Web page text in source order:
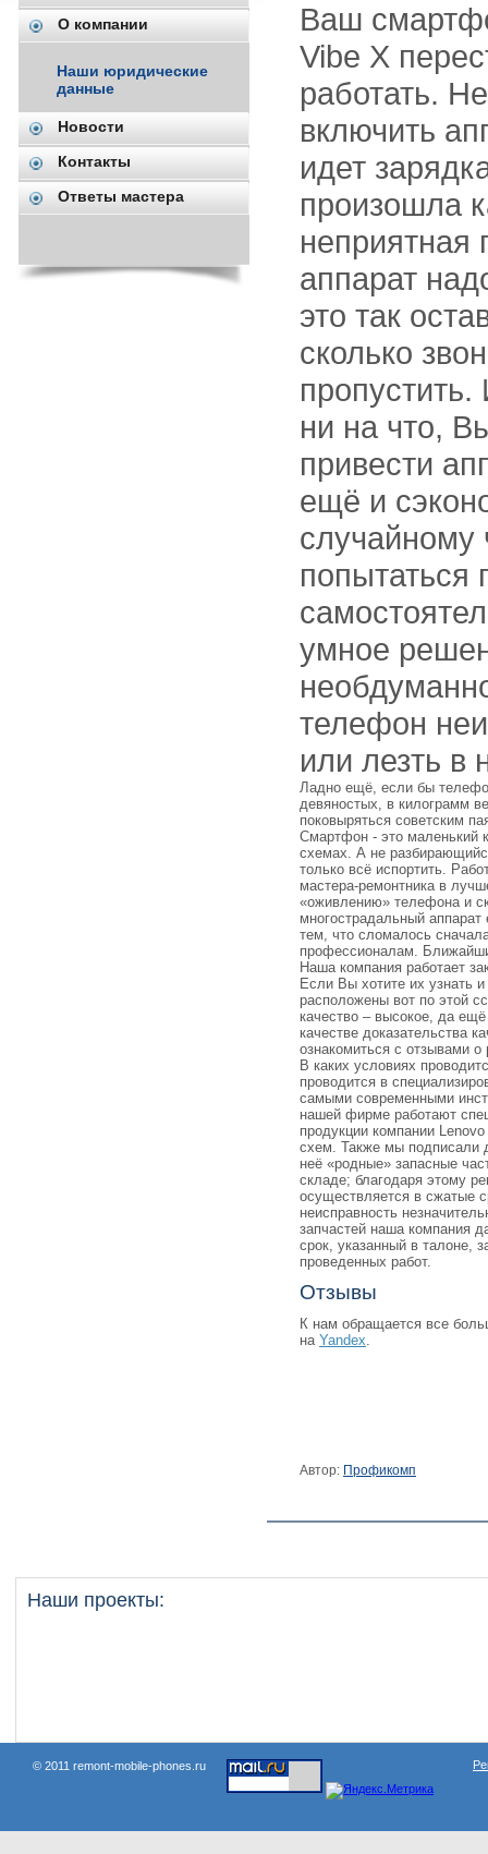
Автор: Профикомп
Ваш
Vibe X
работать.
включить
идет
произошла
неприятная
аппарат
это так
сколько
ни на что,
привести
ещё и
случайному
попытаться
умное
телефон
или лезть в
Ладно ещё, если бы
девяностых, в килограмм
поковыряться советским
Смартфон - это маленький
схемах. А не
только всё испортить.
мастера-ремонтника в
«оживлению» телефона и
многострадальный
тем, что сломалось
профессионалам.
Наша компания работает
Если Вы хотите их узнать
расположены вот по этой
качество – высокое, да
качестве доказательства
ознакомиться с отзывами
В каких условиях
проводится в
самыми современными
нашей фирме работают
продукции компании
схем. Также мы подписали
неё «родные» запасные
складе; благодаря этому
осуществляется в сжатые
неисправность
запчастей наша компания
срок, указанный в талоне,
проведенных работ.
Отзывы
К нам обращается все
на Yandex.
Наши проекты:
О компании
Наши юридические
данные
Новости
Контакты
Ответы мастера
© 2011 remont-mobile-phones.ru